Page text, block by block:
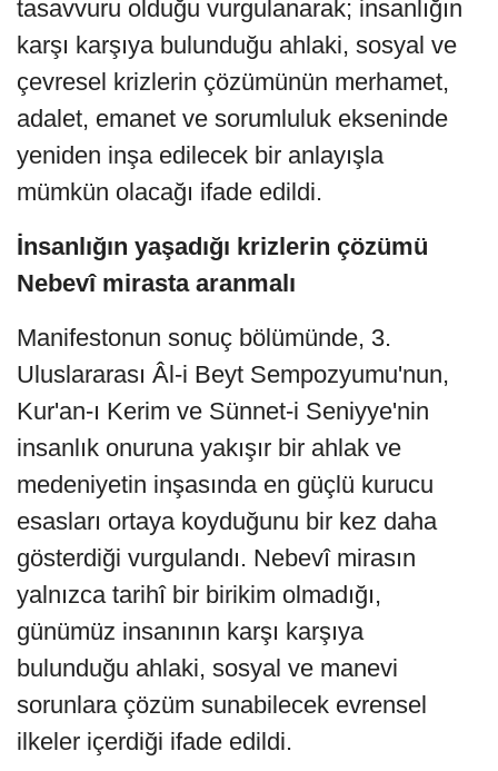
tasavvuru olduğu vurgulanarak; insanlığın
karşı karşıya bulunduğu ahlaki, sosyal ve
çevresel krizlerin çözümünün merhamet,
adalet, emanet ve sorumluluk ekseninde
yeniden inşa edilecek bir anlayışla
mümkün olacağı ifade edildi.
İnsanlığın yaşadığı krizlerin çözümü
Nebevî mirasta aranmalı
Manifestonun sonuç bölümünde, 3.
Uluslararası Âl-i Beyt Sempozyumu'nun,
Kur'an-ı Kerim ve Sünnet-i Seniyye'nin
insanlık onuruna yakışır bir ahlak ve
medeniyetin inşasında en güçlü kurucu
esasları ortaya koyduğunu bir kez daha
gösterdiği vurgulandı. Nebevî mirasın
yalnızca tarihî bir birikim olmadığı,
günümüz insanının karşı karşıya
bulunduğu ahlaki, sosyal ve manevi
sorunlara çözüm sunabilecek evrensel
ilkeler içerdiği ifade edildi.